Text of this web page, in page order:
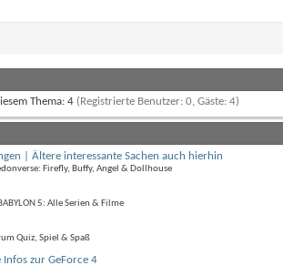
Thema: 4 (Registrierte Benutzer: 0, Gäste: 4)
| Ältere interessante Sachen auch hierhin
Firefly, Buffy, Angel & Dollhouse
5: Alle Serien & Filme
Quiz, Spiel & Spaß
Infos zur GeForce 4